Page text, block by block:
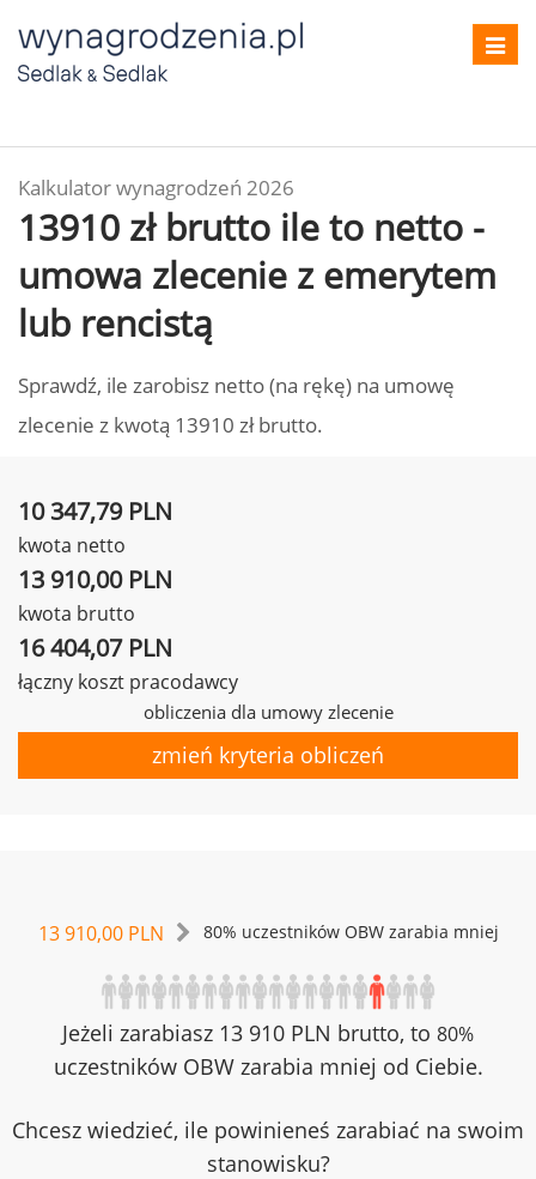
Kalkulator wynagrodzeń 2026
13910 zł brutto ile to netto -
umowa zlecenie z emerytem
lub rencistą
Sprawdź, ile zarobisz netto (na rękę) na umowę
zlecenie z kwotą 13910 zł brutto.
10 347,79 PLN
kwota netto
13 910,00 PLN
kwota brutto
16 404,07 PLN
łączny koszt pracodawcy
obliczenia dla umowy zlecenie
zmień kryteria obliczeń
13 910,00 PLN 80% uczestników OBW zarabia mniej
Jeżeli zarabiasz 13 910 PLN brutto, to 80%
uczestników OBW zarabia mniej od Ciebie.
Chcesz wiedzieć, ile powinieneś zarabiać na swoim
stanowisku?